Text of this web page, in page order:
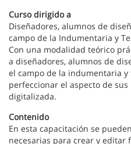
Curso dirigido a
Diseñadores, alumnos de
campo de la Indumentaria y
Con una modalidad teórico
a diseñadores, alumnos de
el campo de la indumentaria
perfeccionar el aspecto de
digitalizada.
Contenido
En esta capacitación se
necesarias para crear y editar